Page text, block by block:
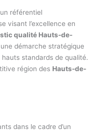
référentiel
visant l’excellence en
qualité Hauts-de-
démarche stratégique
standards de qualité.
région des Hauts-de-
dans le cadre d’un